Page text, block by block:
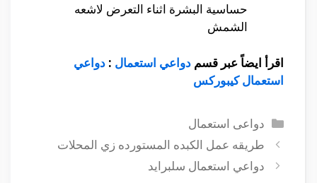
حساسية البشرة اثناء التعرض لاشعه
الشمش
اقرأ ايضاً عبر قسم دواعي استعمال : دواعي
استعمال كيبوركس
التصنيفات
دواعى استعمال
طريقه عمل الكبده المستورده زي المحلات
دواعي استعمال سلبرايد